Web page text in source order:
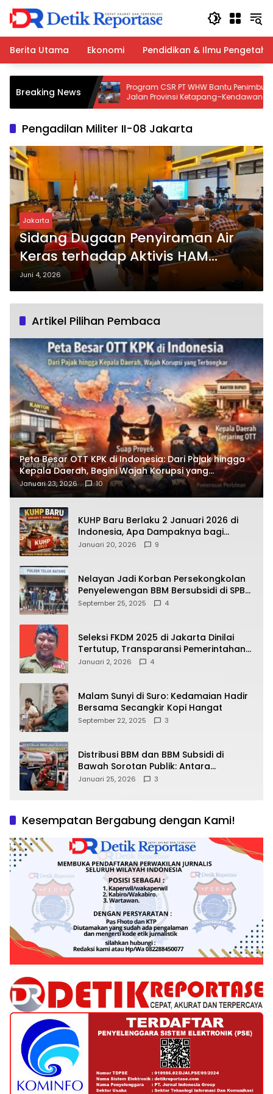
Langsung
konten
Berita Utama
Ekonomi Pendidikan & Ilmu
Breaking News
Deli
Gagal Edarkan
Program CSR PT WHW Bantu Penimbunan
Jalan Provinsi Ketapang–Kendawangan,
Warga Apresiasi Kepedulian Perusahaan
Pengadilan Militer II-08 Jakarta
Jakarta
Sidang Dugaan Penyiraman Air
Keras terhadap Aktivis HAM
Masuki Tahap Pledoi, Apa
Pertimbangan yang Diajukan
Juni 4, 2026
Artikel Pilihan Pembaca
Peta Besar OTT KPK di Indonesia: Dari Pajak hingga
Kepala Daerah, Begini Wajah Korupsi yang
Terbongkar
Januari 23, 2026 10
KUHP Baru Berlaku 2 Januari 2026 di
Indonesia, Apa Dampaknya bagi
Kehidupan Warga? Ini Aturan Kunci
Januari 20, 2026 9
Nelayan Jadi Korban Persekongkolan
Penyelewengan BBM Bersubsidi di SPBU
64.78809 Teluk Batang
September 25, 2025 4
Seleksi FKDM 2025 di Jakarta Dinilai
Tertutup, Transparansi Pemerintahan
Pramono–Rano Dipertanyakan
Januari 2, 2026 4
Malam Sunyi di Suro: Kedamaian Hadir
Bersama Secangkir Kopi Hangat
September 22, 2025 3
Distribusi BBM dan BBM Subsidi di
Bawah Sorotan Publik: Antara
Kepentingan Negara, Hak Konsumen,
Januari 25, 2026 3
Kesempatan Bergabung dengan Kami!